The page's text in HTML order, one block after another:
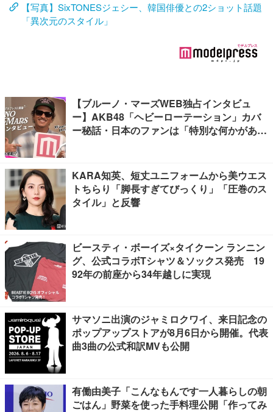
【写真】SixTONESジェシー、韓国俳優との2ショット話題
「異次元のスタイル」
【ブルーノ・マーズWEB独占インタビュ
ー】AKB48「ヘビーローテーション」カバ
ー秘話・日本のファンは「特別な何かがあ
KARA知英、短丈ユニフォームから美ウエス
トちらり「脚長すぎてびっくり」「圧巻のス
タイル」と反響
ビースティ・ボーイズ×タイクーン ランニン
グ、公式コラボTシャツ＆ソックス発売 19
92年の前座から34年越しに実現
サマソニ出演のジャミロクワイ、来日記念の
ポップアップストアが8月6日から開催。代表
曲3曲の公式和訳MVも公開
有働由美子「こんなもんです一人暮らしの朝
ごはん」野菜を使った手料理公開「作ってみ